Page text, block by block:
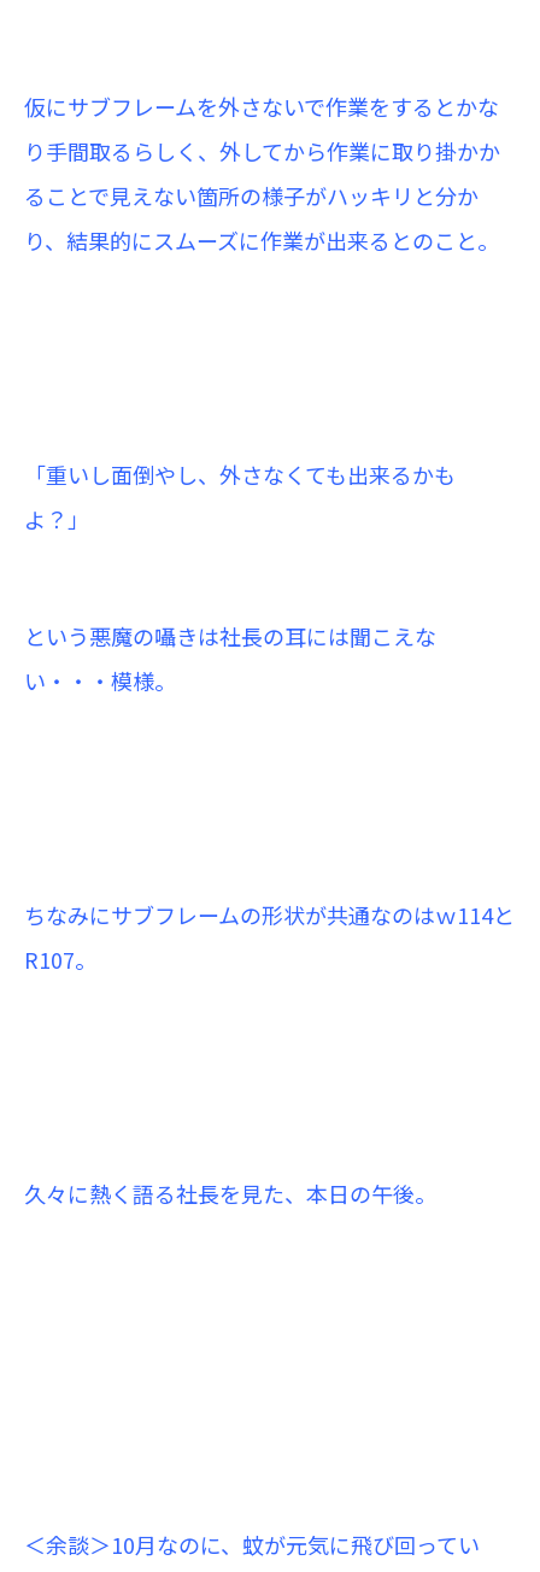
仮にサブフレームを外さないで作業をするとかな
り手間取るらしく、外してから作業に取り掛かか
ることで見えない箇所の様子がハッキリと分か
り、結果的にスムーズに作業が出来るとのこと。
「重いし面倒やし、外さなくても出来るかも
よ？」
という悪魔の囁きは社長の耳には聞こえな
い・・・模様。
ちなみにサブフレームの形状が共通なのはｗ114と
R107。
久々に熱く語る社長を見た、本日の午後。
＜余談＞10月なのに、蚊が元気に飛び回ってい